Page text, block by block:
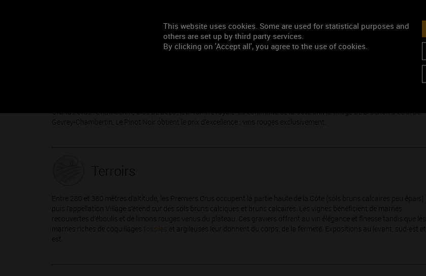
des moines de Cluny fait figure de cave fortifiée et les chanoines de Langres ont longtemps veillé sur ces vignes. Premier
Grands Crus : Chambertin, Clos de Bèze ; leur famille royale. La continuité de la Côte unit le village de Brochon à celui de
Gevrey-Chambertin. Le Pinot Noir obtient le prix d’excellence : vins rouges exclusivement.
Terroirs
Entre 280 et 380 mètres d’altitude, les Premiers Crus occupent la partie haute de la Côte (sols bruns calcaires peu épais)
puis l’appellation Village s’étend sur des sols bruns calciques et bruns calcaires. Les vignes bénéficient de marnes
recouvertes d’éboulis et de limons rouges venus du plateau. Ces graviers offrent au vin élégance et finesse tandis que les
marnes riches de coquillages fossiles et argileuses leur donnent du corps, de la fermeté. Expositions au levant, sud-est et
est.
This website uses cookies. Some are used for statistical purposes and
others are set up by third party services.
By clicking on 'Accept all', you agree to the use of cookies.